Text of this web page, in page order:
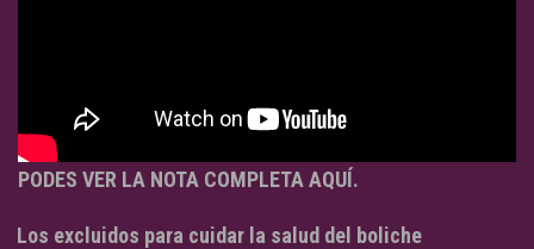
PODES VER LA NOTA COMPLETA AQUÍ.
Los excluidos para cuidar la salud del boliche